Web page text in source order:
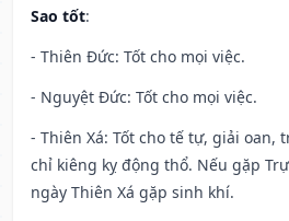
Sao tốt:
- Thiên Đức: Tốt cho mọi việc.
- Nguyệt Đức: Tốt cho mọi việc.
- Thiên Xá: Tốt cho tế tự, giải oan,
chỉ kiêng kỵ động thổ. Nếu gặp
ngày Thiên Xá gặp sinh khí.